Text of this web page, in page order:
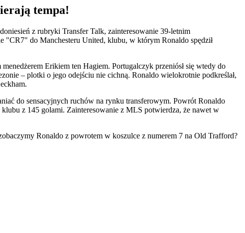
tempa!
z rubryki Transfer Talk, zainteresowanie 39-letnim
do Manchesteru United, klubu, w którym Ronaldo spędził
Erikiem ten Hagiem. Portugalczyk przeniósł się wtedy do
– plotki o jego odejściu nie cichną. Ronaldo wielokrotnie podkreślał,
do sensacyjnych ruchów na rynku transferowym. Powrót Ronaldo
z 145 golami. Zainteresowanie z MLS potwierdza, że nawet w
Ronaldo z powrotem w koszulce z numerem 7 na Old Trafford?